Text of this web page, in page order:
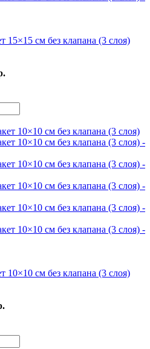
см без клапана (3 слоя)
см без клапана (3 слоя)